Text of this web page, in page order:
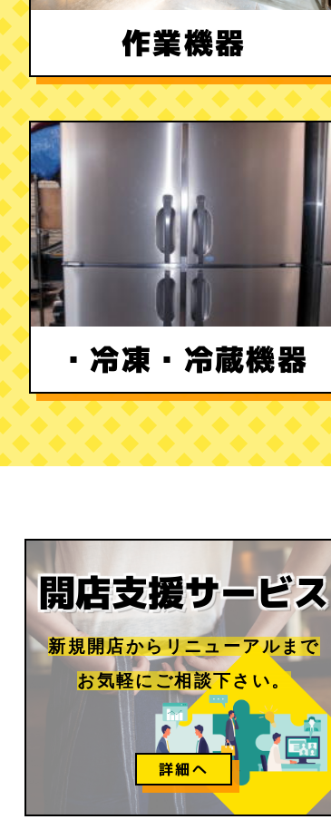
作業機器
・冷凍 ・冷蔵機器
開店支援サービス
新規開店からリニューアルまで
お気軽にご相談下さい。
詳細へ